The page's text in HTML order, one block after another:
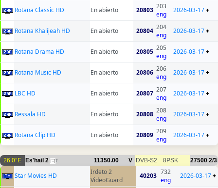
Rotana Classic HD En abierto 20803 203
eng
2026-03-17+
Rotana Khalijeah HD En abierto 20804 204
eng
2026-03-17+
Rotana Drama HD En abierto 20805 205
eng
2026-03-17+
Rotana Music HD En abierto 20806 206
eng
2026-03-17+
LBC HD En abierto 20807 207
eng
2026-03-17+
Ressala HD En abierto 20808 208
eng
2026-03-17+
Rotana Clip HD En abierto 20809 209
eng
2026-03-17+
26.0°E Es'hail 2 7 11350.00 V DVB-S2 8PSK 27500 2/3
Star Movies HD
Irdeto 2
VideoGuard
40203 732
eng
2026-03-17+